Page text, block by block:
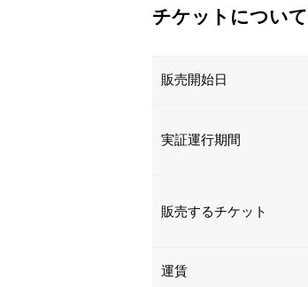
チケットについて
販売開始日
実証運行期間
販売するチケット
運賃